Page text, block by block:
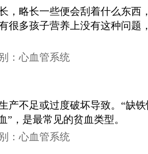
，略长一些便会刮着什么东西
很多孩子营养上没有这种问题
：心血管系统
产不足或过度破坏导致。“缺
”，是最常见的贫血类型。
：心血管系统